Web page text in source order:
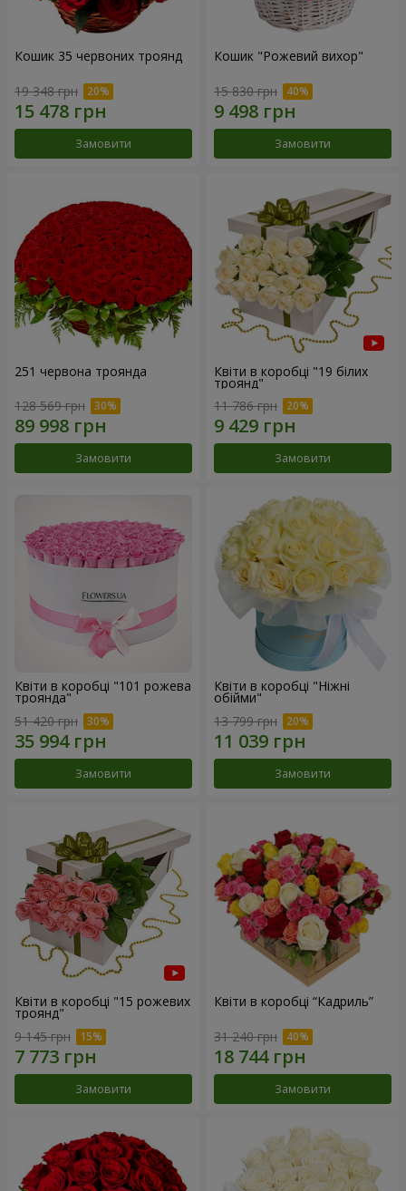
Кошик 35 червоних троянд
19 348 грн
Замовити
Кошик "Рожевий вихор"
15 830 грн
Замовити
251 червона троянда
128 569 грн
Замовити
Квіти в коробці "19 білих
троянд"
11 786 грн
Замовити
Квіти в коробці "101 рожева
троянда"
51 420 грн
Замовити
Квіти в коробці "Ніжні
обійми"
13 799 грн
Замовити
Квіти в коробці "15 рожевих
троянд"
9 145 грн
Замовити
Квіти в коробці “Кадриль”
31 240 грн
Замовити